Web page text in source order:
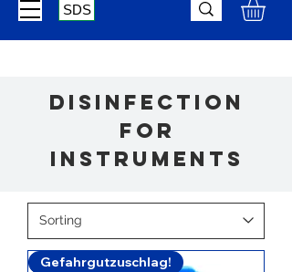
SDS
Disinfection
for
instruments
Gefahrgutzuschlag!